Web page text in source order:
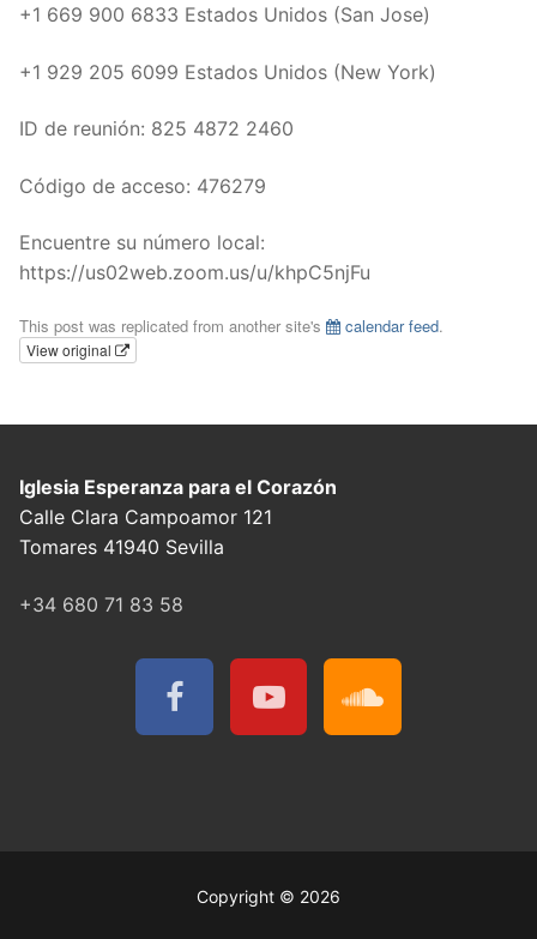
+1 669 900 6833 Estados Unidos (San Jose)
+1 929 205 6099 Estados Unidos (New York)
ID de reunión: 825 4872 2460
Código de acceso: 476279
Encuentre su número local:
https://us02web.zoom.us/u/khpC5njFu
This post was replicated from another site's calendar feed.
View original
Iglesia Esperanza para el Corazón
Calle Clara Campoamor 121
Tomares 41940 Sevilla
+34 680 71 83 58
Copyright © 2026